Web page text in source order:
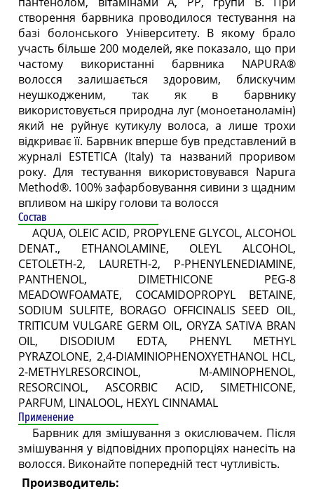
створення барвника проводилося тестування на
базі болонського Університету. В якому брало
участь більше 200 моделей, яке показало, що при
частому використанні барвника NAPURA®
волосся залишається здоровим, блискучим
неушкодженим, так як в барвнику
використовується природна луг (моноетаноламін)
який не руйнує кутикулу волоса, а лише трохи
відкриває її. Барвник вперше був представлений в
журналі ESTETICA (Italy) та названий проривом
року. Для тестування використовувався Napura
Method®. 100% зафарбовування сивини з щадним
впливом на шкіру голови та волосся
Состав
AQUA, OLEIC ACID, PROPYLENE GLYCOL, ALCOHOL
DENAT., ETHANOLAMINE, OLEYL ALCOHOL,
CETOLETH-2, LAURETH-2, P-PHENYLENEDIAMINE,
PANTHENOL, DIMETHICONE PEG-8
MEADOWFOAMATE, COCAMIDOPROPYL BETAINE,
SODIUM SULFITE, BORAGO OFFICINALIS SEED OIL,
TRITICUM VULGARE GERM OIL, ORYZA SATIVA BRAN
OIL, DISODIUM EDTA, PHENYL METHYL
PYRAZOLONE, 2,4-DIAMINIOPHENOXYETHANOL HCL,
2-METHYLRESORCINOL, M-AMINOPHENOL,
RESORCINOL, ASCORBIC ACID, SIMETHICONE,
PARFUM, LINALOOL, HEXYL CINNAMAL
Применение
Барвник для змішування з окислювачем. Після
змішування у відповідних пропорціях нанесіть на
волосся. Виконайте попередній тест чутливість.
Производитель: